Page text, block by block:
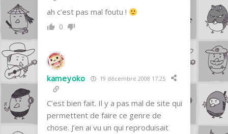
ah c’est pas mal foutu !
0
kameyoko 19 décembre 2008 17:25
C’est bien fait. Il y a pas mal de site qui
permettent de faire ce genre de
chose. J’en ai vu un qui reproduisait